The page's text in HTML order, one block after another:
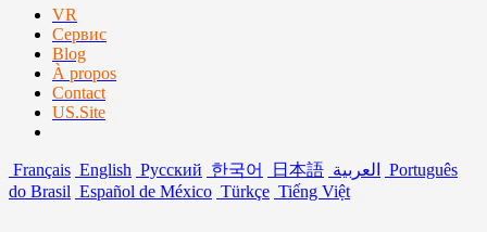
VR
Сервис
Blog
À propos
Contact
US.Site
Français English Русский 한국어 日本語 العربية
Português
do Brasil Español de México Türkçe Tiếng Việt